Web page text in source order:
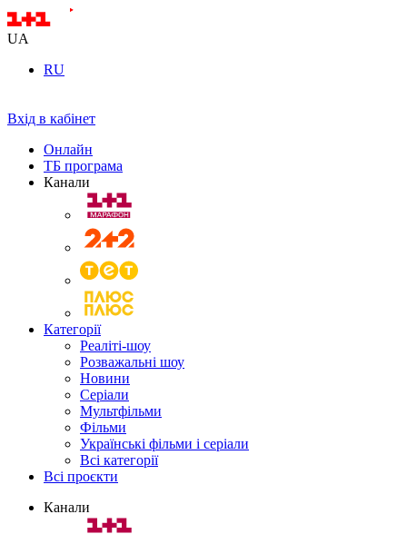
UA
RU
Вхід в кабінет
Онлайн
ТБ програма
Канали
Категорії
Реаліті-шоу
Розважальні шоу
Новини
Серіали
Мультфільми
Фільми
Українські фільми і серіали
Всі категорії
Всі проєкти
Канали